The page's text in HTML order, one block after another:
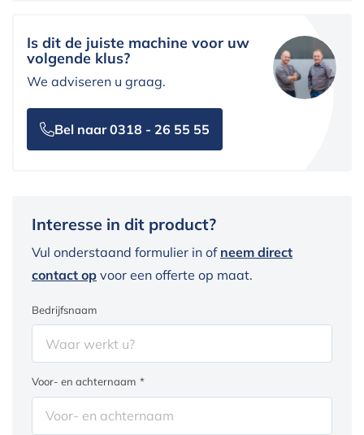
Is dit de juiste machine voor uw
volgende klus?
We adviseren u graag.
Bel naar 0318 - 26 55 55
Interesse in dit product?
Vul onderstaand formulier in of neem direct
contact op voor een offerte op maat.
Bedrijfsnaam
Voor- en achternaam *